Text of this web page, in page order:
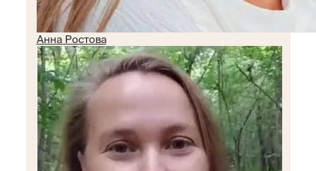
Анна Ростова